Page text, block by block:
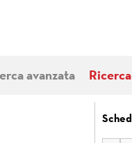
avanzata